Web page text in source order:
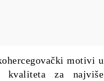
motivi u
kvaliteta za najviše